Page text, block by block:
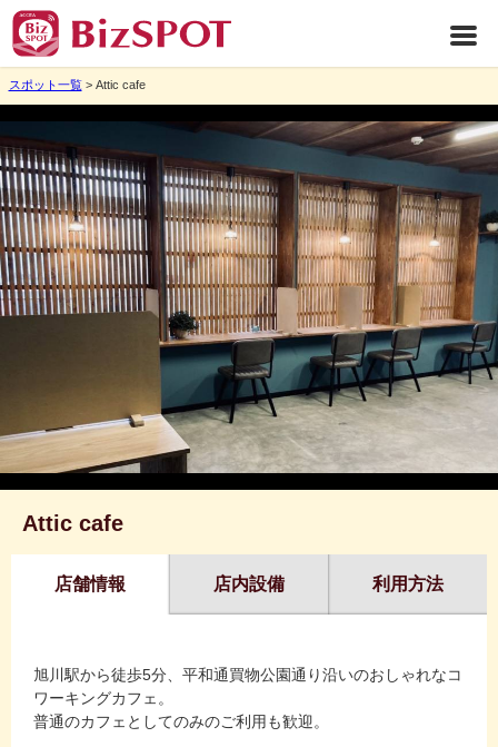
スポット一覧> Attic cafe
Attic cafe
店舗情報 店内設備 利用方法
旭川駅から徒歩5分、平和通買物公園通り沿いのおしゃれなコ
ワーキングカフェ。
普通のカフェとしてのみのご利用も歓迎。